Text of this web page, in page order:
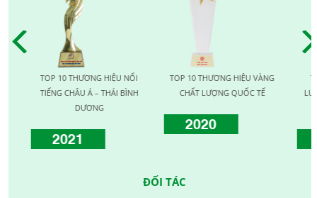
TOP 10 THƯƠNG HIỆU NỔI
TIẾNG CHÂU Á – THÁI BÌNH
DƯƠNG
2021
TOP 10 THƯƠNG HIỆU VÀNG
CHẤT LƯỢNG QUỐC TẾ
2020
ĐỐI TÁC